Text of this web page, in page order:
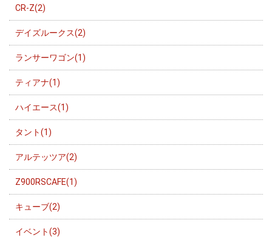
CR-Z(2)
デイズルークス(2)
ランサーワゴン(1)
ティアナ(1)
ハイエース(1)
タント(1)
アルテッツア(2)
Z900RSCAFE(1)
キューブ(2)
イベント(3)